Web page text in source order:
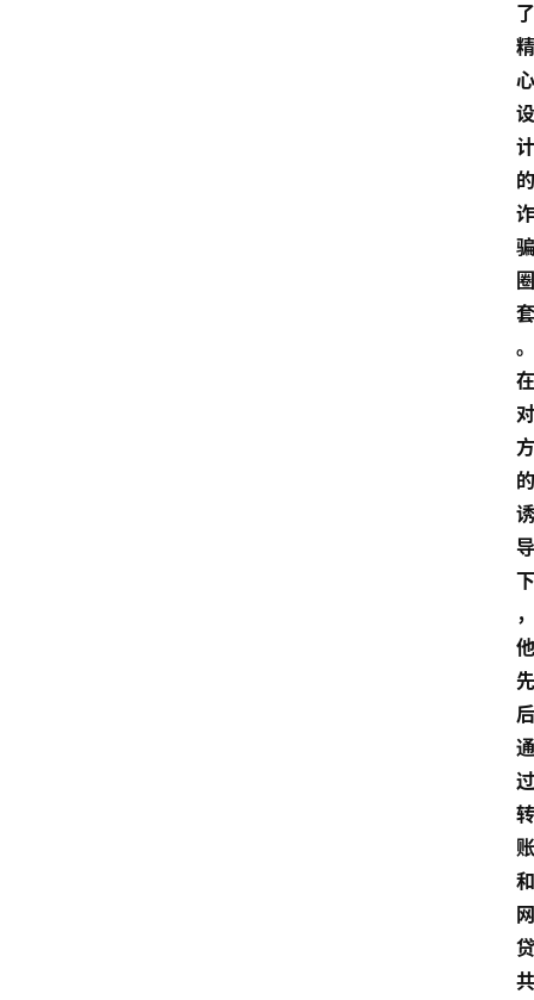
了
精
心
设
计
的
诈
骗
圈
套
。
在
对
方
的
诱
导
下
，
他
先
后
通
过
转
账
和
网
贷
共